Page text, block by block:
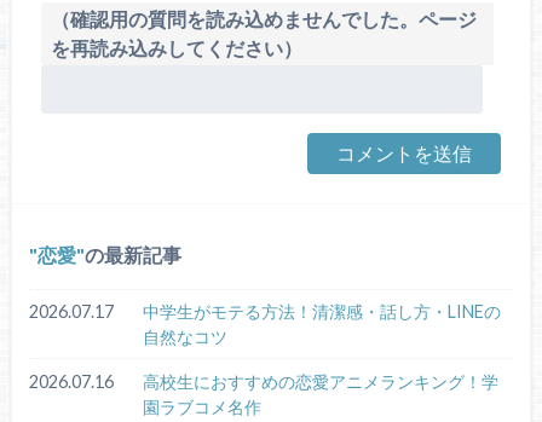
（確認用の質問を読み込めませんでした。ページ
を再読み込みしてください）
恋愛 の最新記事
2026.07.17
中学生がモテる方法！清潔感・話し方・LINEの
自然なコツ
2026.07.16
高校生におすすめの恋愛アニメランキング！学
園ラブコメ名作